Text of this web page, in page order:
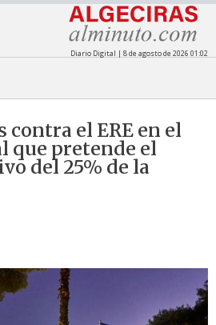
Diario Digital | 8 de agosto de 2026 01:02
el ERE en el
que pretende el
del 25% de la